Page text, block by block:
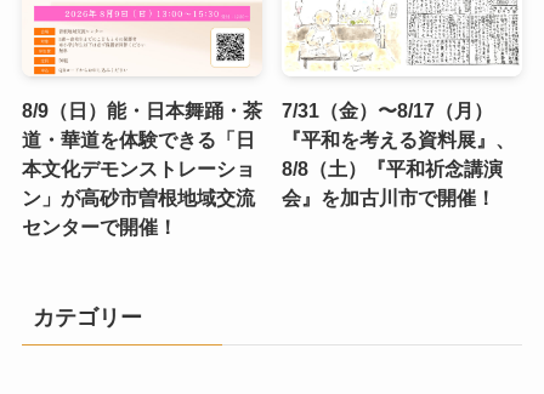
8/9（日）能・日本舞踊・茶
道・華道を体験できる「日
本文化デモンストレーショ
ン」が高砂市曽根地域交流
センターで開催！
7/31（金）〜8/17（月）
『平和を考える資料展』、
8/8（土）『平和祈念講演
会』を加古川市で開催！
カテゴリー